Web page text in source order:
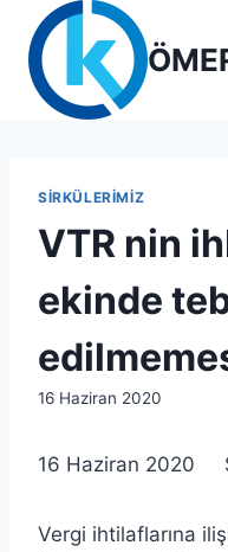
content
SIRKÜLERIMIZ
VTR nin
ekinde
By
16 Haziran 2020
16 Haziran 2020
Vergi ihtilaflarına